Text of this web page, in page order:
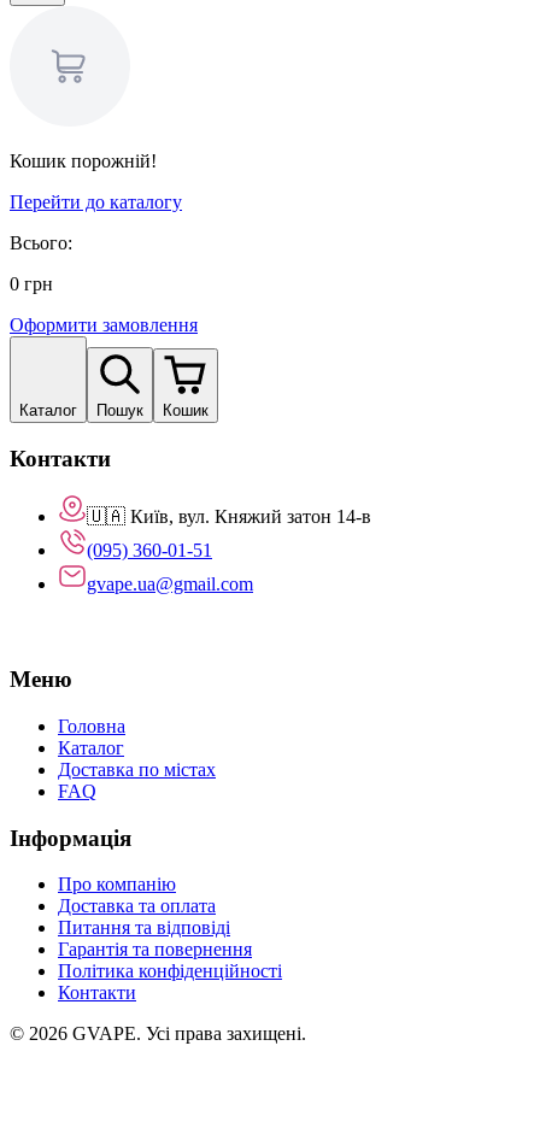
Кошик порожній!
Перейти до каталогу
Всього:
0 грн
Оформити замовлення
Каталог Пошук Кошик
Контакти
🇺🇦 Київ, вул. Княжий затон 14-в
(095) 360-01-51
gvape.ua@gmail.com
Меню
Головна
Каталог
Доставка по містах
FAQ
Інформація
Про компанію
Доставка та оплата
Питання та відповіді
Гарантія та повернення
Політика конфіденційності
Контакти
© 2026 GVAPE. Усі права захищені.